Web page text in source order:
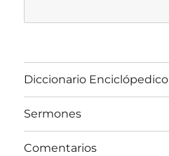
Diccionario Enciclópedico
Sermones
Comentarios